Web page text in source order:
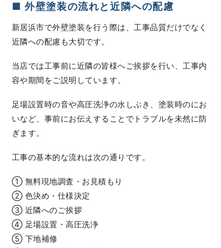
■ 外壁塗装の流れと近隣への配慮
新居浜市で外壁塗装を行う際は、工事品質だけでなく
近隣への配慮も大切です。
当店では工事前に近隣の皆様へご挨拶を行い、工事内
容や期間をご説明しています。
足場設置時の音や高圧洗浄の水しぶき、塗装時のにお
いなど、事前にお伝えすることでトラブルを未然に防
ぎます。
工事の基本的な流れは次の通りです。
① 無料現地調査・お見積もり
② 色決め・仕様決定
③ 近隣へのご挨拶
④ 足場設置・高圧洗浄
⑤ 下地補修